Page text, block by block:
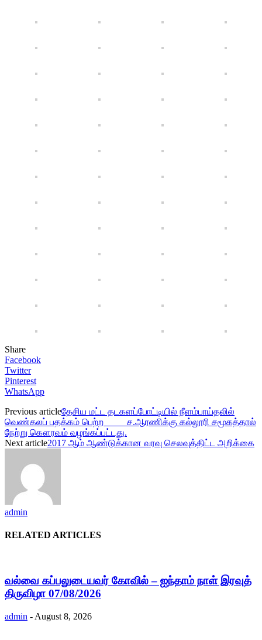
Share
Facebook
Twitter
Pinterest
WhatsApp
Previous articleதேசிய மட்ட தடகளப்போட்டியில் நீளம்பாய்தலில்
வெண்கலப் பதக்கம் பெற்ற ச.ஆரணிக்கு கல்லூரி சமூகத்தால்
நேற்று கௌரவம் வழங்கப்பட்டது.
Next article2017 ஆம் ஆண்டுக்கான வரவு செலவுத்திட்ட அறிக்கை
admin
RELATED ARTICLES
வல்வை கப்பலுடையவர் கோவில் – ஐந்தாம் நாள் இரவுத்
திருவிழா 07/08/2026
admin - August 8, 2026